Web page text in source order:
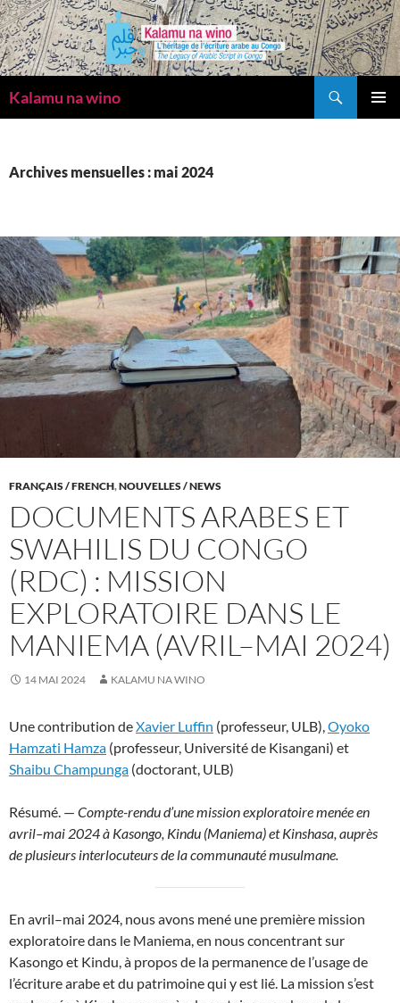
Kalamu na wino
Archives mensuelles : mai 2024
FRANÇAIS / FRENCH,NOUVELLES / NEWS
DOCUMENTS ARABES ET
SWAHILIS DU CONGO
(RDC) : MISSION
EXPLORATOIRE DANS LE
MANIEMA (AVRIL–MAI 2024)
14 MAI 2024 KALAMU NA WINO
Une contribution deXavier Luffin (professeur, ULB),Oyoko
Hamzati Hamza (professeur, Université de Kisangani) et
Shaibu Champunga (doctorant, ULB)
Résumé. — Compte-rendu d’une mission exploratoire menée en
avril–mai 2024 à Kasongo, Kindu (Maniema) et Kinshasa, auprès
de plusieurs interlocuteurs de la communauté musulmane.
En avril–mai 2024, nous avons mené une première mission
exploratoire dans le Maniema, en nous concentrant sur
Kasongo et Kindu, à propos de la permanence de l’usage de
l’écriture arabe et du patrimoine qui y est lié. La mission s’est